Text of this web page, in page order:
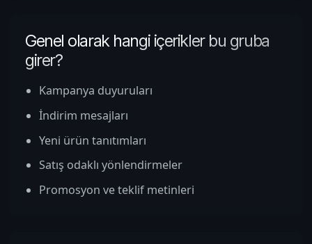
Genel olarak hangi içerikler bu gruba
girer?
Kampanya duyuruları
İndirim mesajları
Yeni ürün tanıtımları
Satış odaklı yönlendirmeler
Promosyon ve teklif metinleri